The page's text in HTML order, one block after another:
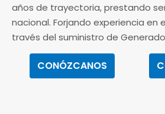
años de trayectoria, prestando
nacional. Forjando experiencia en
través del suministro de
CONÓZCANOS